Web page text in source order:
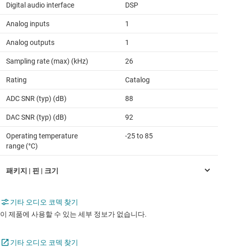
Digital audio interface DSP
Analog inputs 1
Analog outputs 1
Sampling rate (max) (kHz) 26
Rating Catalog
ADC SNR (typ) (dB) 88
DAC SNR (typ) (dB) 92
Operating temperature
range (°C)
-25 to 85
기타 오디오 코덱 찾기
이 제품에 사용할 수 있는 세부 정보가 없습니다.
기타 오디오 코덱 찾기